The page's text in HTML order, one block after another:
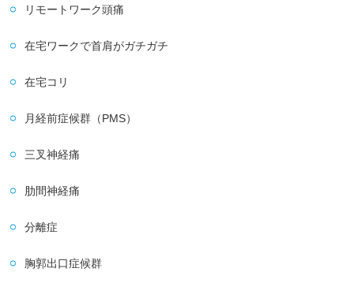
リモートワーク頭痛
在宅ワークで首肩がガチガチ
在宅コリ
月経前症候群（PMS）
三叉神経痛
肋間神経痛
分離症
胸郭出口症候群